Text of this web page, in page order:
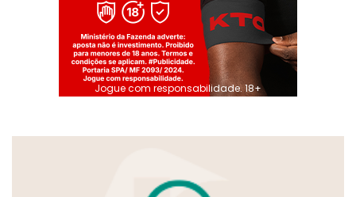
Jogue com responsabilidade. 18+